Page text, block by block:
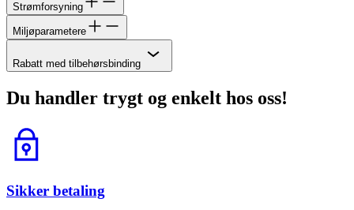
Strømforsyning
Miljøparametere
Rabatt med tilbehørsbinding
Du handler trygt og enkelt hos oss!
Sikker betaling